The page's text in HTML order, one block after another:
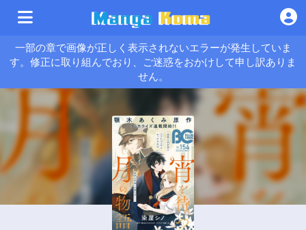
一部の章で画像が正しく表示されないエラーが発生していま
す。修正に取り組んでおり、ご迷惑をおかけして申し訳ありま
せん。